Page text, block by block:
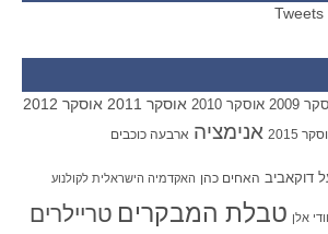
Tweets
2009 אוסקר 2010 אוסקר 2011 אוסקר 2012
2015 אנימציה ארבעה כוכבים
דוקאביב האחים כהן האקדמיה הישראלית לקולנוע
וודי אלן טבלת המבקרים טריילרים